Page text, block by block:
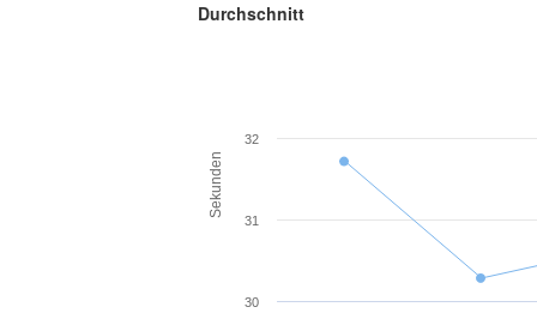
Durchschnitt
Sekunden
30
31
32